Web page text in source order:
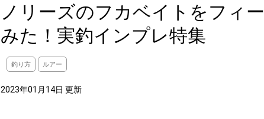
ノリーズのフカベイトをフィ
みた！実釣インプレ特集
釣り方 ルアー
2023年01月14日 更新